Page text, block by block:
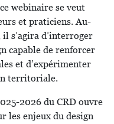
webinaire se veut
et praticiens. Au-
s’agira d’interroger
capable de renforcer
et d’expérimenter
territoriale.
2026 du CRD ouvre
les enjeux du design